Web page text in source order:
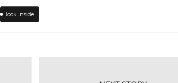
look inside